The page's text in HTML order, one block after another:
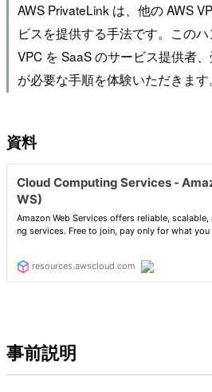
AWS PrivateLink は、他の AWS
ビスを提供する手法です。この
VPC を SaaS のサービス提供者
が必要な手順を体験いただきます。
資料
事前説明